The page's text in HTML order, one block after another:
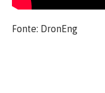
Fonte: DronEng